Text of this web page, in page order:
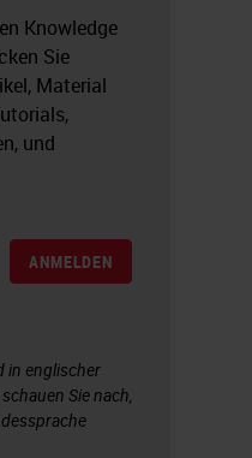
Knowledge
Sie
Material
und
ANMELDEN
in englischer
Sie nach,